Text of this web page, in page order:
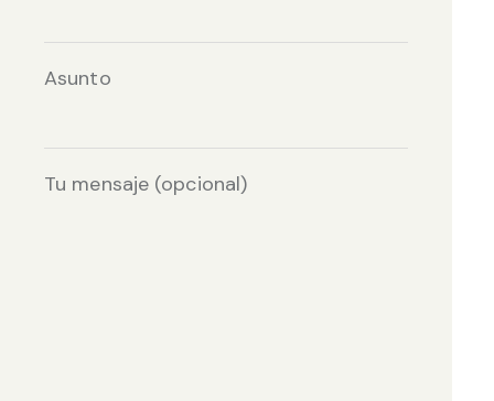
Asunto
Tu mensaje (opcional)